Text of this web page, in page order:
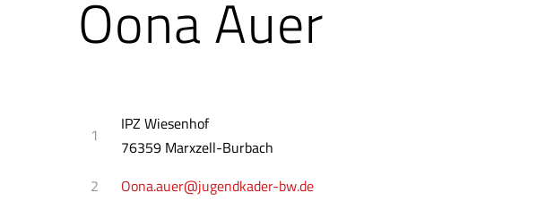
Oona Auer
1
IPZ Wiesenhof
76359 Marxzell-Burbach
2
Oona.auer@jugendkader-bw.de